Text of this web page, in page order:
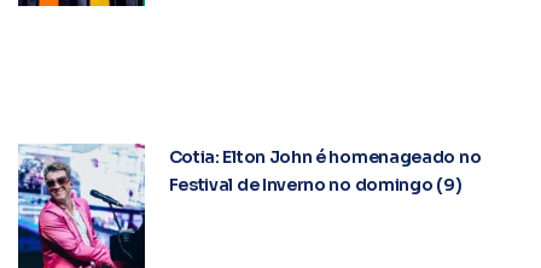
Cotia: Elton John é homenageado no
Festival de Inverno no domingo (9)